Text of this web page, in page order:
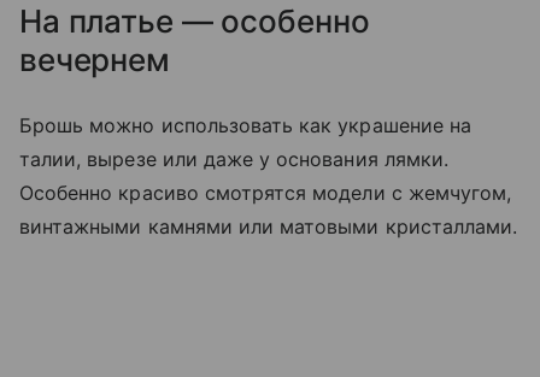
На платье — особенно
вечернем
Брошь можно использовать как украшение на
талии, вырезе или даже у основания лямки.
Особенно красиво смотрятся модели с жемчугом,
винтажными камнями или матовыми кристаллами.